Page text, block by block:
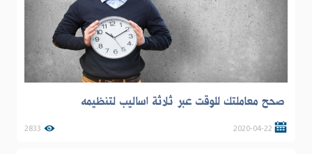
صحح معاملتك للوقت عبر ثلاثة اساليب لتنظيمه
2020-04-22
2833